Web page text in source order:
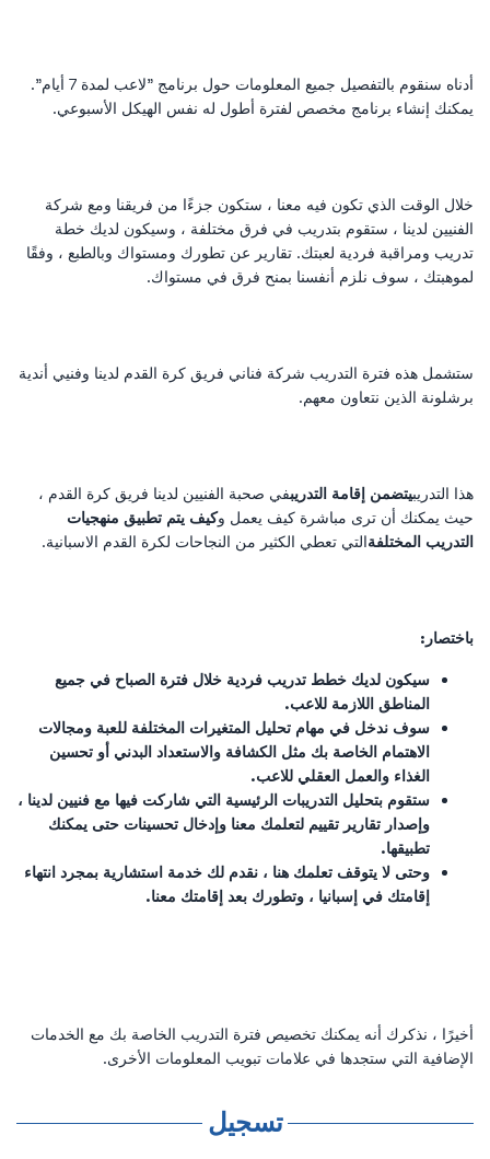
أدناه سنقوم بالتفصيل جميع المعلومات حول برنامج "لاعب لمدة 7 أيام".
يمكنك إنشاء برنامج مخصص لفترة أطول له نفس الهيكل الأسبوعي.
خلال الوقت الذي تكون فيه معنا ، ستكون جزءًا من فريقنا ومع شركة
الفنيين لدينا ، ستقوم بتدريب في فرق مختلفة ، وسيكون لديك خطة
تدريب ومراقبة فردية لعبتك. تقارير عن تطورك ومستواك وبالطبع ، وفقًا
لموهبتك ، سوف نلزم أنفسنا بمنح فرق في مستواك.
ستشمل هذه فترة التدريب شركة فناني فريق كرة القدم لدينا وفنيي أندية
برشلونة الذين نتعاون معهم.
هذا التدريبيتضمن إقامة التدريبفي صحبة الفنيين لدينا فريق كرة القدم ،
حيث يمكنك أن ترى مباشرة كيف يعمل وكيف يتم تطبيق منهجيات
التدريب المختلفةالتي تعطي الكثير من النجاحات لكرة القدم الاسبانية.
باختصار:
سيكون لديك خطط تدريب فردية خلال فترة الصباح في جميع
المناطق اللازمة للاعب.
سوف ندخل في مهام تحليل المتغيرات المختلفة للعبة ومجالات
الاهتمام الخاصة بك مثل الكشافة والاستعداد البدني أو تحسين
الغذاء والعمل العقلي للاعب.
ستقوم بتحليل التدريبات الرئيسية التي شاركت فيها مع فنيين لدينا ،
وإصدار تقارير تقييم لتعلمك معنا وإدخال تحسينات حتى يمكنك
تطبيقها.
وحتى لا يتوقف تعلمك هنا ، نقدم لك خدمة استشارية بمجرد انتهاء
إقامتك في إسبانيا ، وتطورك بعد إقامتك معنا.
أخيرًا ، نذكرك أنه يمكنك تخصيص فترة التدريب الخاصة بك مع الخدمات
الإضافية التي ستجدها في علامات تبويب المعلومات الأخرى.
تسجيل